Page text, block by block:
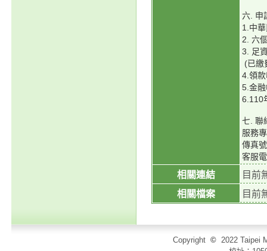
六. 申
1.中
2. 六
3. 足
(已繳
4.領
5.金
6.110
七. 聯
服務
傳真
客服
相關連結
目前
相關檔案
目前
Copyright © 2022 Taipei